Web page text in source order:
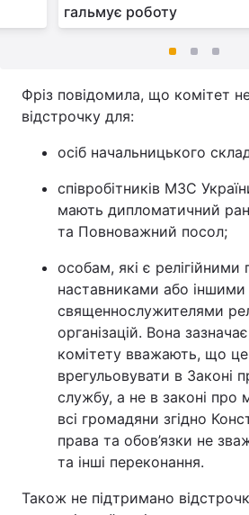
гальмує роботу
Фріз повідомила, що комітет
відстрочку для:
осіб начальницького
співробітників МЗС
мають дипломатичний
та Повноважний посол;
особам, які є релігійними
наставниками або іншими
священнослужителями
організацій. Вона
комітету вважають, що
врегульовувати в Законі
службу, а не в законі про
всі громадяни згідно
права та обов’язки не
та інші переконання.
Також не підтримано